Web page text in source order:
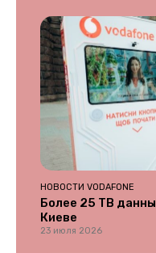
НОВОСТИ VODAFONE
Более 25 ТВ
Киеве
23 июля 2026